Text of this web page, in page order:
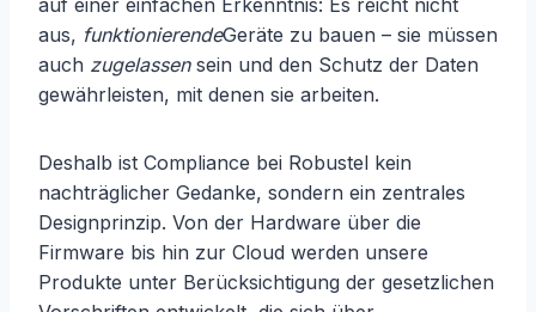
auf einer einfachen Erkenntnis: Es reicht nicht
aus, funktionierendeGeräte zu bauen – sie müssen
auch zugelassensein und den Schutz der Daten
gewährleisten, mit denen sie arbeiten.
Deshalb ist Compliance bei Robustel kein
nachträglicher Gedanke, sondern ein zentrales
Designprinzip. Von der Hardware über die
Firmware bis hin zur Cloud werden unsere
Produkte unter Berücksichtigung der gesetzlichen